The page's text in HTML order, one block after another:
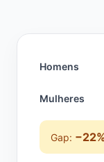
Homens
Mulheres
Gap: